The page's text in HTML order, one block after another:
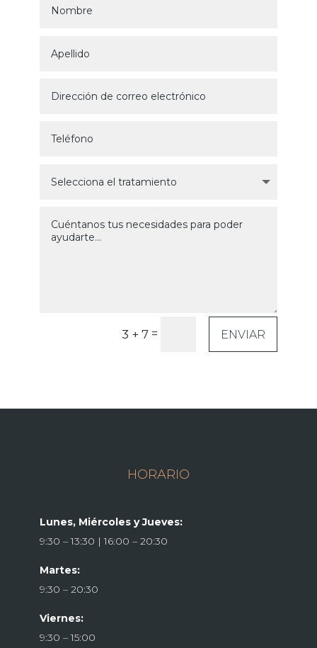
3 + 7 = ENVIAR
HORARIO
Lunes, Miércoles y Jueves:
9:30 – 13:30 | 16:00 – 20:30
Martes:
9:30 – 20:30
Viernes:
9:30 – 15:00